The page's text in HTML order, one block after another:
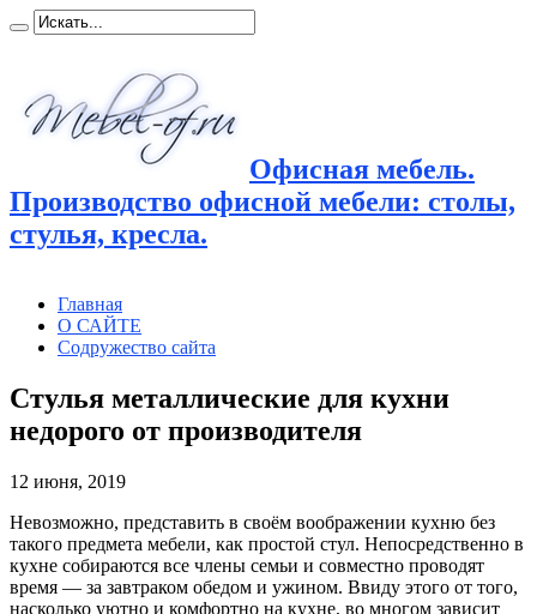
Офисная мебель.
Производство офисной мебели: столы,
стулья, кресла.
Главная
О САЙТЕ
Содружество сайта
Стулья металлические для кухни
недорого от производителя
12 июня, 2019
Невозможно, представить в своём воображении кухню без
такого предмета мебели, как простой стул. Непосредственно в
кухне собираются все члены семьи и совместно проводят
время — за завтраком обедом и ужином. Ввиду этого от того,
насколько уютно и комфортно на кухне, во многом зависит